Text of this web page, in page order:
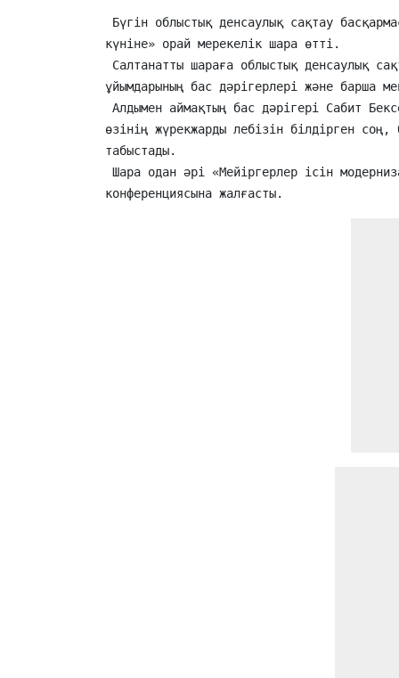
күніне» орай мерекелік шара өтті.
ұйымдарының бас дәрігерлері және барша
өзінің жүрекжарды лебізін білдірген соң,
табыстады.
конференциясына жалғасты.